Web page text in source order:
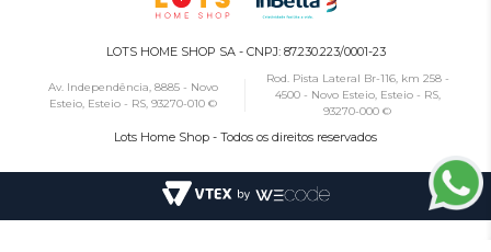
LOTS HOME SHOP SA - CNPJ: 87.230.223/0001-23
Av. Independência, 8885 - Novo
Esteio, Esteio - RS, 93270-010 ©
Rod. Pista Lateral Br-116, km 258 -
4500 - Novo Esteio, Esteio - RS,
93270-000 ©
Lots Home Shop - Todos os direitos reservados